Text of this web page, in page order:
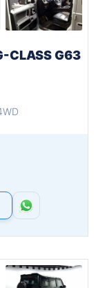
CLASS G63